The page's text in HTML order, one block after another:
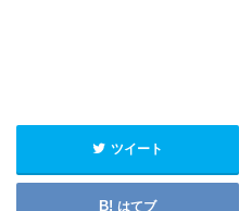
ツイート
はてブ